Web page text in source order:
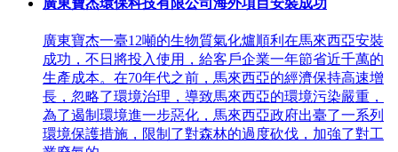
廣東寶杰環保科技有限公司海外項目安裝成功
廣東寶杰一臺12噸的生物質氣化爐順利在馬來西亞安裝
成功，不日將投入使用，給客戶企業一年節省近千萬的
生產成本。在70年代之前，馬來西亞的經濟保持高速增
長，忽略了環境治理，導致馬來西亞的環境污染嚴重，
為了遏制環境進一步惡化，馬來西亞政府出臺了一系列
環境保護措施，限制了對森林的過度砍伐，加強了對工